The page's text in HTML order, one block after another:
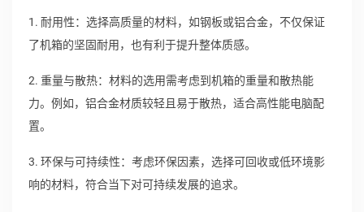
1. 耐用性：选择高质量的材料，如钢板或铝合金，不仅保证
了机箱的坚固耐用，也有利于提升整体质感。
2. 重量与散热：材料的选用需考虑到机箱的重量和散热能
力。例如，铝合金材质较轻且易于散热，适合高性能电脑配
置。
3. 环保与可持续性：考虑环保因素，选择可回收或低环境影
响的材料，符合当下对可持续发展的追求。